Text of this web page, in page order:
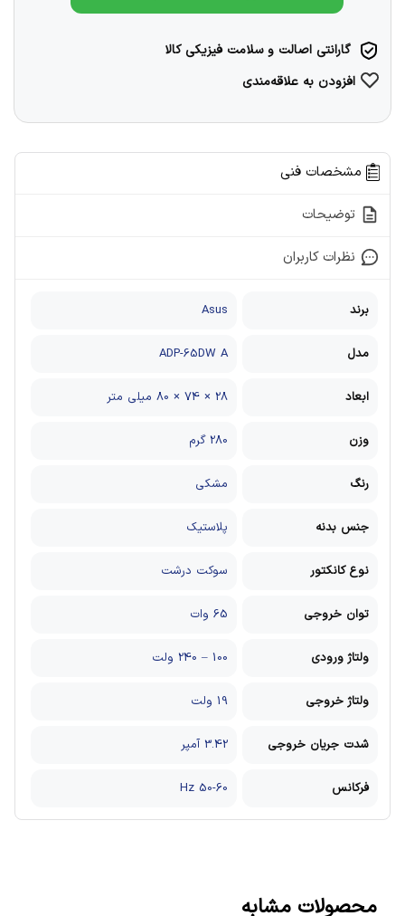
گارانتی اصالت و سلامت فیزیکی کالا
افزودن به علاقه‌مندی
مشخصات فنی
توضیحات
نظرات کاربران
برند Asus
مدل ADP-65DW A
ابعاد 28 × 74 × 80 میلی متر
وزن 280 گرم
رنگ مشکی
جنس بدنه پلاستیک
نوع کانکتور سوکت درشت
توان خروجی 65 وات
ولتاژ ورودی 100 – 240 ولت
ولتاژ خروجی 19 ولت
شدت جریان خروجی 3.42 آمپر
فرکانس 50-60 Hz
محصولات مشابه